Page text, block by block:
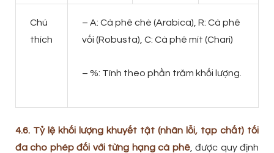
Chú
thích
– A: Cà phê chè (Arabica), R: Cà phê
vối (Robusta), C: Cà phê mít (Chari)
– %: Tính theo phần trăm khối lượng.
4.6. Tỷ lệ khối lượng khuyết tật (nhân lỗi, tạp chất) tối
đa cho phép đối với từng hạng cà phê, được quy định